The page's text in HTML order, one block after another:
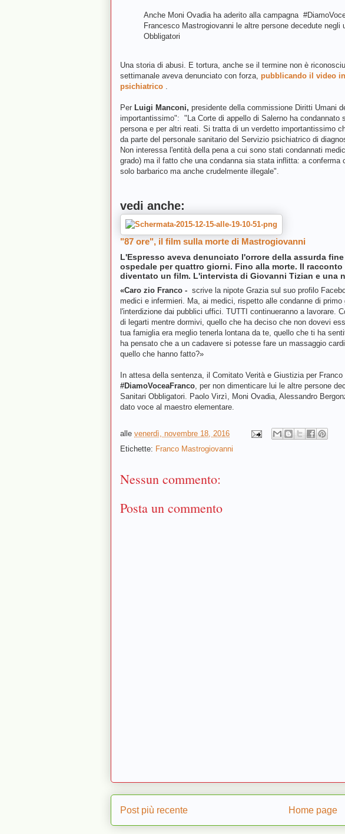
Anche Moni Ovadia ha aderito alla campagna
Francesco Mastrogiovanni le altre persone decedute
Obbligatori
Una storia di abusi. E tortura, anche se il termine non è
settimanale aveva denunciato con forza, pubblicando il video
psichiatrico
Per Luigi Manconi, presidente della commissione Diritti Umani
importantissimo": "La Corte di appello di Salerno ha condannato
persona e per altri reati. Si tratta di un verdetto importantissimo
da parte del personale sanitario del Servizio psichiatrico di
Non interessa l'entità della pena a cui sono stati condannati
grado) ma il fatto che una condanna sia stata inflitta: a
solo barbarico ma anche crudelmente illegale".
vedi anche:
"87 ore", il film sulla morte di Mastrogiovanni
L'Espresso aveva denunciato l'orrore della assurda
ospedale per quattro giorni. Fino alla morte. Il
diventato un film. L'intervista di Giovanni Tizian e una
«Caro zio Franco - scrive la nipote Grazia sul suo profilo
medici e infermieri. Ma, ai medici, rispetto alle condanne di
l'interdizione dai pubblici uffici. TUTTI continueranno a lavorare.
di legarti mentre dormivi, quello che ha deciso che non dovevi
tua famiglia era meglio tenerla lontana da te, quello che ti ha
ha pensato che a un cadavere si potesse fare un massaggio
quello che hanno fatto?»
In attesa della sentenza, il Comitato Verità e Giustizia per
#DiamoVoceaFranco, per non dimenticare lui le altre persone
Sanitari Obbligatori. Paolo Virzì, Moni Ovadia, Alessandro
dato voce al maestro elementare.
alle venerdì, novembre 18, 2016
Etichette: Franco Mastrogiovanni
Nessun commento:
Posta un commento
Post più recente Home page